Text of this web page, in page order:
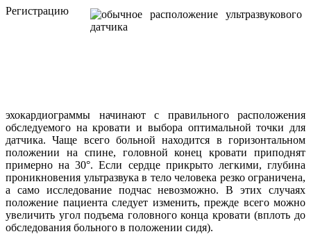
Регистрацию
эхокардиограммы начинают с правильного расположения
обследуемого на кровати и выбора оптимальной точки для
датчика. Чаще всего больной находится в горизонтальном
положении на спине, головной конец кровати приподнят
примерно на 30°. Если сердце прикрыто легкими, глубина
проникновения ультразвука в тело человека резко ограничена,
а само исследование подчас невозможно. В этих случаях
положение пациента следует изменить, прежде всего можно
увеличить угол подъема головного конца кровати (вплоть до
обследования больного в положении сидя).